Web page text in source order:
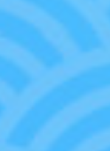
UNION
始玩的一組